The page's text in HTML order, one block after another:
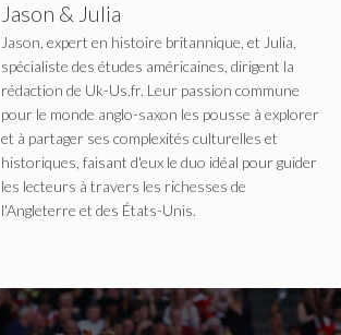
Jason & Julia
Jason, expert en histoire britannique, et Julia,
spécialiste des études américaines, dirigent la
rédaction de Uk-Us.fr. Leur passion commune
pour le monde anglo-saxon les pousse à explorer
et à partager ses complexités culturelles et
historiques, faisant d'eux le duo idéal pour guider
les lecteurs à travers les richesses de
l'Angleterre et des États-Unis.